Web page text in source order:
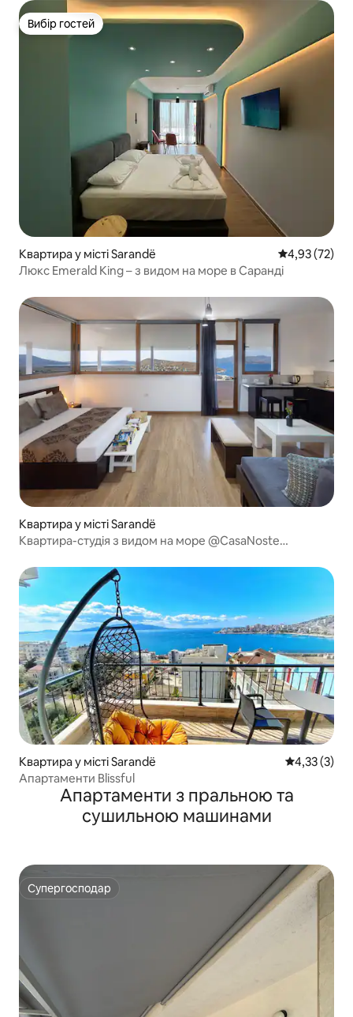
Вибір гостей
Вибір гостей
Квартира у місті Sarandë Середня
4,93 (72)
Люкс Emerald King – з видом на море в Саранді
Квартира у місті Sarandë
Квартира-студія з видом на море @CasaNoste
Квартира у місті Sarandë Середня
4,33 (3)
Апартаменти Blissful
Апартаменти з пральною та
сушильною машинами
Супергосподар
Супергосподар